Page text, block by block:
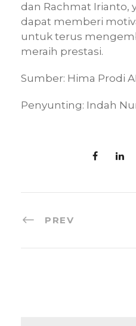
dan Rachmat Irianto,
dapat memberi
untuk terus
meraih prestasi.
Sumber: Hima Prodi
Penyunting: Indah
PREV